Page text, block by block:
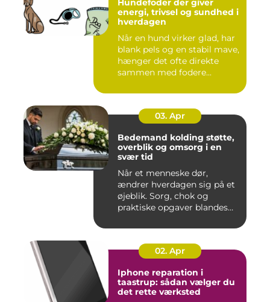
Hundefoder der giver
energi, trivsel og sundhed i
hverdagen
Når en hund virker glad, har
blank pels og en stabil mave,
hænger det ofte direkte
sammen med fodere...
03. Apr
Bedemand kolding støtte,
overblik og omsorg i en
svær tid
Når et menneske dør,
ændrer hverdagen sig på et
øjeblik. Sorg, chok og
praktiske opgaver blandes
02. Apr
Iphone reparation i
taastrup: sådan vælger du
det rette værksted